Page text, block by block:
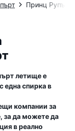
Принц Рупърт
летищее
една спирка в
компании за
, за да можете да
в реално